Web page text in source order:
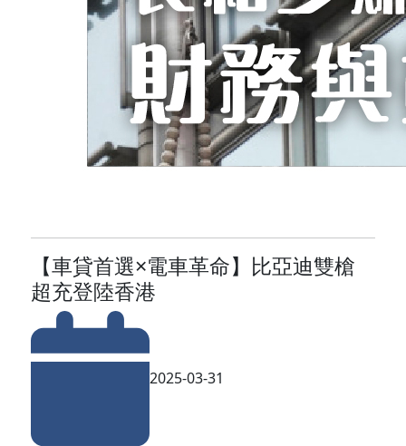
【車貸首選×電車革命】比亞迪雙槍
超充登陸香港
2025-03-31